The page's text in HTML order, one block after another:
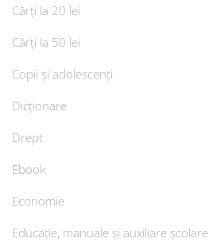
Cărți la 20 lei
Cărți la 50 lei
Copii și adolescenți
Dicționare
Drept
Ebook
Economie
Educație, manuale și auxiliare școlare